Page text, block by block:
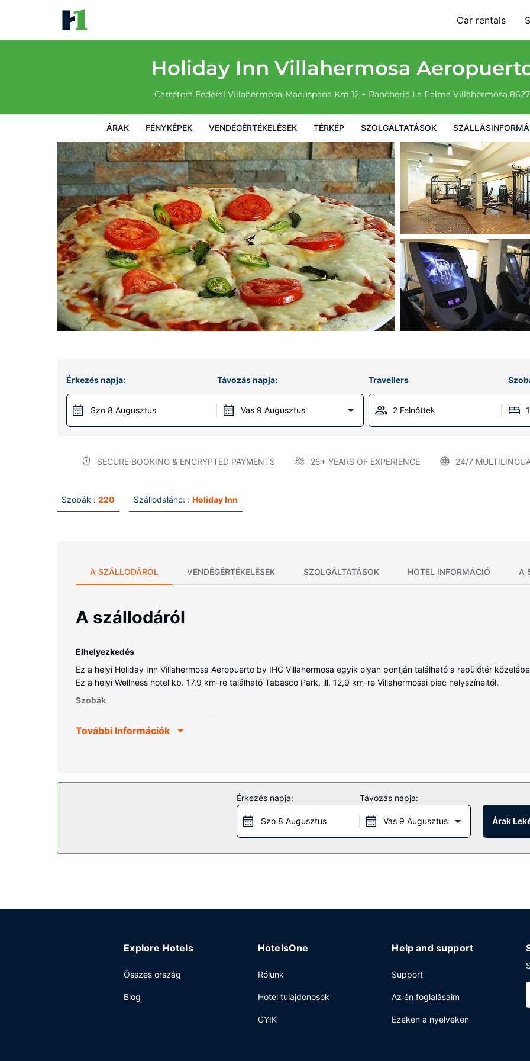
Car rentals
Holiday Inn Villahermosa
Carretera Federal Villahermosa-Macuspana Km 12 + Rancheria La Palma Villahermosa
ÁRAK FÉNYKÉPEK VENDÉGÉRTÉKELÉSEK TÉRKÉP SZOLGÁLTATÁSOK
Holiday Inn Villahermosa Aeropuerto by IHG
Árak Fényképek A szálláshely szabályzata
Érkezés napja:
Szo 8 Augusztus
Távozás napja:
Vas 9 Augusztus
Travellers
2 Felnőttek
SECURE BOOKING & ENCRYPTED PAYMENTS 25+ YEARS OF EXPERIENCE 24/7
Szobák : 220 Szállodalánc: : Holiday Inn
A SZÁLLODÁRÓL VENDÉGÉRTÉKELÉSEK SZOLGÁLTATÁSOK HOTEL INFORMÁCIÓ A
A szállodáról
Elhelyezkedés
Ez a helyi Holiday Inn Villahermosa Aeropuerto by IHG Villahermosa egyik olyan pontján található a repülőtér
Ez a helyi Wellness hotel kb. 17,9 km-re található Tabasco Park, ill. 12,9 km-re Villahermosai piac helyszíneitől.
Szobák
hiszen a szobákban ingyenes vezeték nélküli internet-hozzáférés is elérhető. Valamennyi fürdőszobában van
szálláshely kínálta szabadidős létesítményeket és szolgáltatásokat, mint például a(z) 3 pezsgőfürdő, a(z) szauna és
szolgáltatásai között szerepelnek a következők: ingyenes wifihozzáférés, ajándékbolt/újságosstand és bálterem.
körbe a különböző üzleteket. Úti célját könnyedén elérheti, hiszen a szálláshely ingyenes járatot biztosít.
Nemzetközi konyha ételei kínálata jellemző El Madrigal konyhájára, mely egyike a hotel éttermeinek (összesen 2
További Információk
Érkezés napja:
Szo 8 Augusztus
Távozás napja:
Vas 9 Augusztus Árak
Explore Hotels
Összes ország
Blog
HotelsOne
Rólunk
Hotel tulajdonosok
GYIK
Help and support
Support
Az én foglalásaim
Ezeken a nyelveken